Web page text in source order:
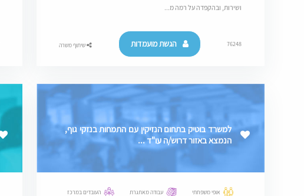
ושירות, ובהקפדה על רמה מ...
76248 הגשת מועמדות שיתוף משרה
למשרד בוטיק בתחום הנזיקין עם התמחות בנזקי גוף,
הנמצא באזור דרוש/ה עו"ד ...
אופי משפחתי עבודה מאתגרת העובדים במרכז